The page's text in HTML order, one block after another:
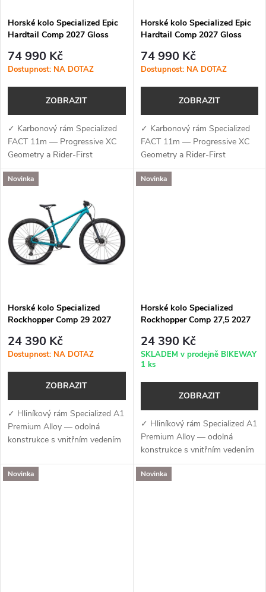
p
r
o
d
u
k
ů
s
p
r
d
u
k
t
ů
Horské kolo Specialized Epic
Hardtail Comp 2027 Gloss
Metallic
74 990 Kč
Dostupnost: NA DOTAZ
ZOBRAZIT
✓ Karbonový rám Specialized
FACT 11m — Progressive XC
Geometry a Rider-First
Engineered pro rychlou a
efektivní jízdu v terénu ✓
Reba — zdvih 110 mm s...
Horské kolo Specialized Epic
Hardtail Comp 2027 Gloss
74 990 Kč
Dostupnost: NA DOTAZ
ZOBRAZIT
✓ Karbonový rám Specialized
FACT 11m — Progressive XC
Geometry a Rider-First
Engineered pro rychlou a
efektivní jízdu v
Novinka
Horské kolo Specialized
Rockhopper Comp 29 2027
Agave Grey
24 390 Kč
Dostupnost: NA DOTAZ
ZOBRAZIT
✓ Hliníkový rám Specialized A1
Premium Alloy — odolná
konstrukce s vnitřním vedením
teleskopickou sedlovku i nosič
✓ Odpružená vidlice RockShox
Novinka
Horské kolo Specialized
Rockhopper Comp 27,5 2027
Agave Grey
24 390 Kč
SKLADEM v prodejně BIKEWAY
1 ks
ZOBRAZIT
✓ Hliníkový rám Specialized A1
Premium Alloy — odolná
konstrukce s vnitřním vedením
kabeláže a přípravou pro
teleskopickou sedlovku i nosič
Novinka Novinka